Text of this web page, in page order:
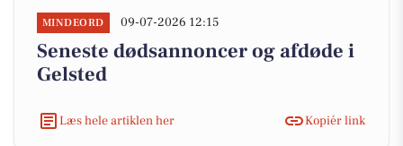
MINDEORD 09-07-2026 12:15
Seneste dødsannoncer og afdøde i
Gelsted
Læs hele artiklen her Kopiér link